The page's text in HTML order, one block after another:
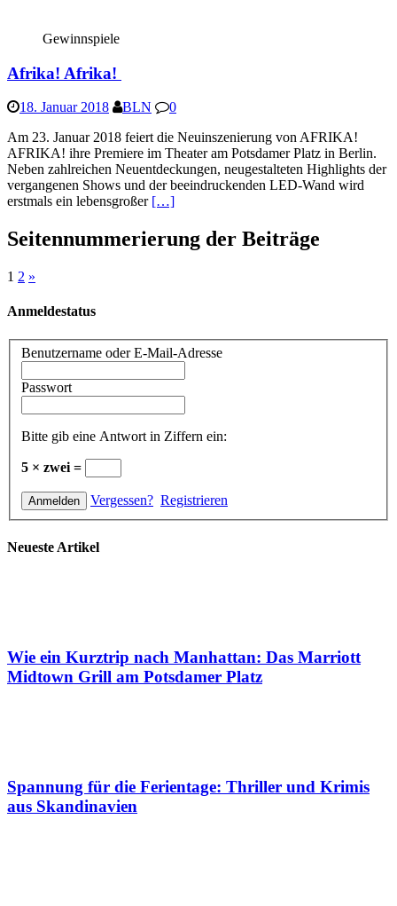
Gewinnspiele
Afrika! Afrika!
18. Januar 2018 BLN
0
Am 23. Januar 2018 feiert die Neuinszenierung von AFRIKA!
AFRIKA! ihre Premiere im Theater am Potsdamer Platz in Berlin.
Neben zahlreichen Neuentdeckungen, neugestalteten Highlights der
vergangenen Shows und der beeindruckenden LED-Wand wird
erstmals ein lebensgroßer […]
Seitennummerierung der Beiträge
1 2 »
Anmeldestatus
Benutzername oder E-Mail-Adresse
Passwort
Bitte gib eine Antwort in Ziffern ein:
5 × zwei =
Vergessen? Registrieren
Neueste Artikel
Wie ein Kurztrip nach Manhattan: Das Marriott
Midtown Grill am Potsdamer Platz
Spannung für die Ferientage: Thriller und Krimis
aus Skandinavien